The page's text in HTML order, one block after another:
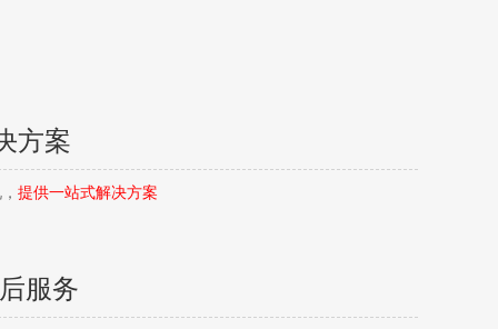
方案
提供一站式解决方案
服务